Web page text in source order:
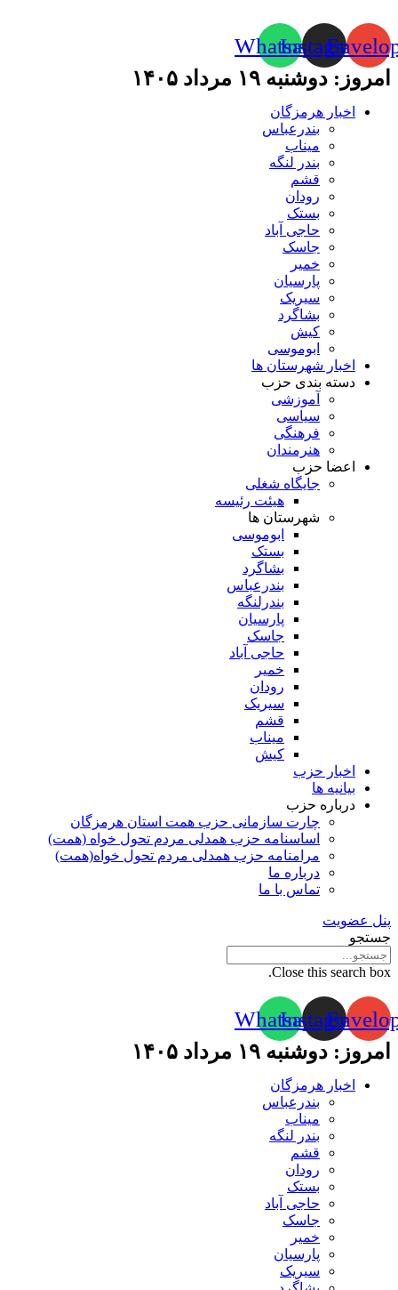
Instagram
Whatsapp
امروز: دوشنبه ۱۹ مرداد ۱۴۰۵
اخبار هرمزگان
بندرعباس
میناب
بندر لنگه
قشم
رودان
بستک
حاجی آباد
جاسک
خمیر
پارسیان
سیریک
بشاگرد
کیش
ابوموسی
اخبار شهرستان ها
دسته بندی حزب
آموزشی
سیاسی
فرهنگی
هنرمندان
اعضا حزب
جایگاه شغلی
هیئت رئیسه
شهرستان ها
ابوموسی
بستک
بشاگرد
بندرعباس
بندرلنگه
پارسیان
جاسک
حاجی آباد
خمیر
رودان
سیریک
قشم
میناب
کیش
اخبار حزب
بیانیه ها
درباره حزب
چارت سازمانی حزب همت استان هرمزگان
اساسنامه حزب همدلی مردم تحول خواه (همت)
مرامنامه حزب همدلی مردم تحول خواه(همت)
درباره ما
تماس با ما
پنل عضویت
جستجو
Close this search box.
Instagram
Whatsapp
امروز: دوشنبه ۱۹ مرداد ۱۴۰۵
اخبار هرمزگان
بندرعباس
میناب
بندر لنگه
قشم
رودان
بستک
حاجی آباد
جاسک
خمیر
پارسیان
سیریک